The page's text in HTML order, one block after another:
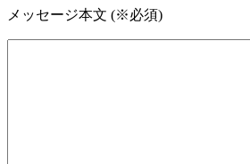
メッセージ本文 (※必須)